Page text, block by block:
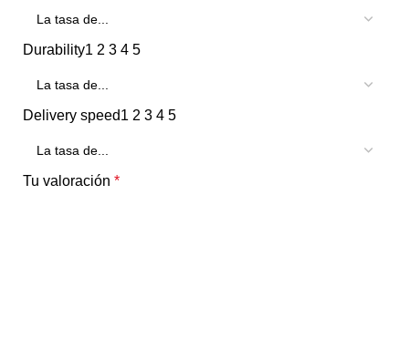
Durability1 2 3 4 5
Delivery speed1 2 3 4 5
Tu valoración *